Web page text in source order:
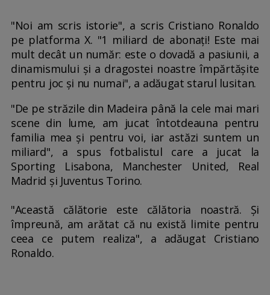
"Noi am scris istorie", a scris Cristiano Ronaldo
pe platforma X. "1 miliard de abonaţi! Este mai
mult decât un număr: este o dovadă a pasiunii, a
dinamismului şi a dragostei noastre împărtăşite
pentru joc şi nu numai", a adăugat starul lusitan.
"De pe străzile din Madeira până la cele mai mari
scene din lume, am jucat întotdeauna pentru
familia mea şi pentru voi, iar astăzi suntem un
miliard", a spus fotbalistul care a jucat la
Sporting Lisabona, Manchester United, Real
Madrid şi Juventus Torino.
"Această călătorie este călătoria noastră. Şi
împreună, am arătat că nu există limite pentru
ceea ce putem realiza", a adăugat Cristiano
Ronaldo.